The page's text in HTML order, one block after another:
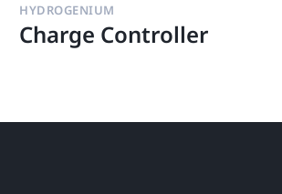
HYDROGENIUM
Charge Controller